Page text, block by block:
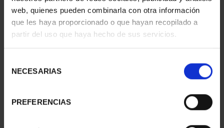
web, quienes pueden combinarla con otra información
que les haya proporcionado o que hayan recopilado a
partir del uso que haya hecho de sus servicios.
NECESARIAS
PREFERENCIAS
SUSCRIPCIÓN
CAPITALES DE
PROVINCIA 1
949,00 €
Sólo para usuarios
registrados
SUSCRIPCIÓN
CAPITALES DE
PROVINCIA 2
949,00 €
Sólo para usuarios
registrados